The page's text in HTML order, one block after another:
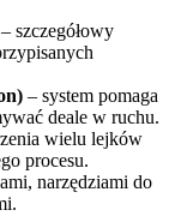
– szczegółowy
– system pomaga
deale w ruchu.
wielu lejków
procesu.
narzędziami do